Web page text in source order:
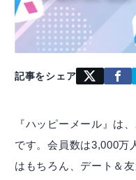
記事をシェア
『ハッピーメール』は
です。会員数は3,000万
はもちろん、デート＆